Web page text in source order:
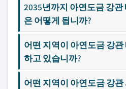
2035년까지 아연도금 강관
은 어떻게 됩니까?
어떤 지역이 아연도금 강
하고 있습니까?
어떤 지역이 아연도금 강